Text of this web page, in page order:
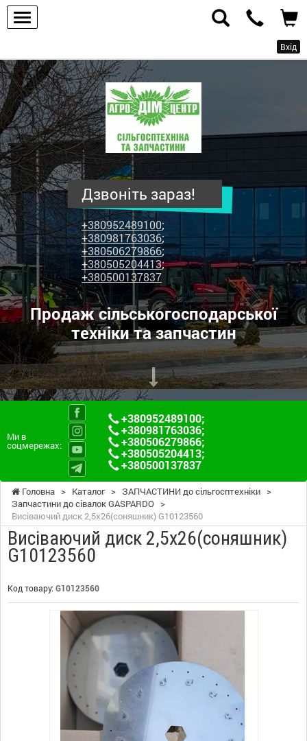
Вхід
ПП
"Агродім-
центр"
-
продаж
сільськогосподарської
техніки
та
запчастин
Дзвоніть зараз!
+380952489100;
+380981763036;
+380506279866;
+380505204413;
+380500137837
Продаж сільськогосподарської
техніки та запчастин
Ми в
соцмережах:
+380952489100;
+380981763036;
+380506279866;
+380505204413;
+380500137837
Головна > Каталог > ЗАПЧАСТИНИ до сільгосптехніки >
Запчастини до сівалок GASPARDO >
Висіваючий диск 2,5х26(соняшник) G10123560
Висіваючий диск 2,5х26(соняшник)
G10123560
Код товару: G10123560